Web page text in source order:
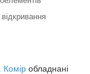
Комір обладнані